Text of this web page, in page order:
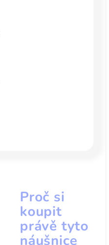
Proč si
koupit
právě tyto
náušnice